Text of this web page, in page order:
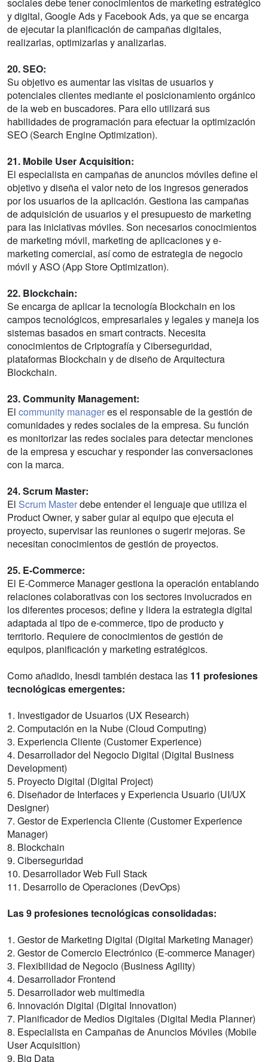
y digital, Google Ads y Facebook Ads, ya que se encarga
de ejecutar la planificación de campañas digitales,
realizarlas, optimizarlas y analizarlas.
20. SEO:
Su objetivo es aumentar las visitas de usuarios y
potenciales clientes mediante el posicionamiento orgánico
de la web en buscadores. Para ello utilizará sus
habilidades de programación para efectuar la optimización
SEO (Search Engine Optimization).
21. Mobile User Acquisition:
El especialista en campañas de anuncios móviles define el
objetivo y diseña el valor neto de los ingresos generados
por los usuarios de la aplicación. Gestiona las campañas
de adquisición de usuarios y el presupuesto de marketing
para las iniciativas móviles. Son necesarios conocimientos
de marketing móvil, marketing de aplicaciones y e-
marketing comercial, así como de estrategia de negocio
móvil y ASO (App Store Optimization).
22. Blockchain:
Se encarga de aplicar la tecnología Blockchain en los
campos tecnológicos, empresariales y legales y maneja los
sistemas basados en smart contracts. Necesita
conocimientos de Criptografía y Ciberseguridad,
plataformas Blockchain y de diseño de Arquitectura
Blockchain.
23. Community Management:
El community manageres el responsable de la gestión de
comunidades y redes sociales de la empresa. Su función
es monitorizar las redes sociales para detectar menciones
de la empresa y escuchar y responder las conversaciones
con la marca.
24. Scrum Master:
El Scrum Masterdebe entender el lenguaje que utiliza el
Product Owner, y saber guiar al equipo que ejecuta el
proyecto, supervisar las reuniones o sugerir mejoras. Se
necesitan conocimientos de gestión de proyectos.
25. E-Commerce:
El E-Commerce Manager gestiona la operación entablando
relaciones colaborativas con los sectores involucrados en
los diferentes procesos; define y lidera la estrategia digital
adaptada al tipo de e-commerce, tipo de producto y
territorio. Requiere de conocimientos de gestión de
equipos, planificación y marketing estratégicos.
Como añadido, Inesdi también destaca las 11 profesiones
tecnológicas emergentes:
1. Investigador de Usuarios (UX Research)
2. Computación en la Nube (Cloud Computing)
3. Experiencia Cliente (Customer Experience)
4. Desarrollador del Negocio Digital (Digital Business
Development)
5. Proyecto Digital (Digital Project)
6. Diseñador de Interfaces y Experiencia Usuario (UI/UX
Designer)
7. Gestor de Experiencia Cliente (Customer Experience
Manager)
8. Blockchain
9. Ciberseguridad
10. Desarrollador Web Full Stack
11. Desarrollo de Operaciones (DevOps)
Las 9 profesiones tecnológicas consolidadas:
1. Gestor de Marketing Digital (Digital Marketing Manager)
2. Gestor de Comercio Electrónico (E-commerce Manager)
3. Flexibilidad de Negocio (Business Agility)
4. Desarrollador Frontend
5. Desarrollador web multimedia
6. Innovación Digital (Digital Innovation)
7. Planificador de Medios Digitales (Digital Media Planner)
8. Especialista en Campañas de Anuncios Móviles (Mobile
User Acquisition)
9. Big Data